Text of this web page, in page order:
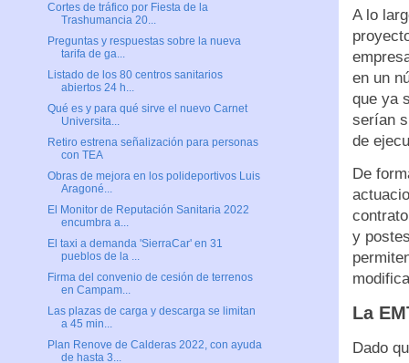
A lo
en un
que ya
serían
de
De
y
La
Dado
Cortes de tráfico por Fiesta de la
Trashumancia 20...
Preguntas y respuestas sobre la nueva
tarifa de ga...
Listado de los 80 centros sanitarios
abiertos 24 h...
Qué es y para qué sirve el nuevo Carnet
Universita...
Retiro estrena señalización para personas
con TEA
Obras de mejora en los polideportivos Luis
Aragoné...
El Monitor de Reputación Sanitaria 2022
encumbra a...
El taxi a demanda 'SierraCar' en 31
pueblos de la ...
Firma del convenio de cesión de terrenos
en Campam...
Las plazas de carga y descarga se limitan
a 45 min...
Plan Renove de Calderas 2022, con ayuda
de hasta 3...